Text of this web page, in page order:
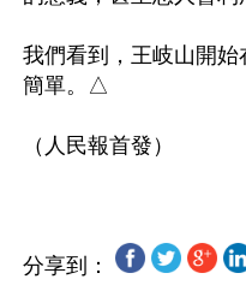
我們看到，王岐山開
簡單。△
分享到：